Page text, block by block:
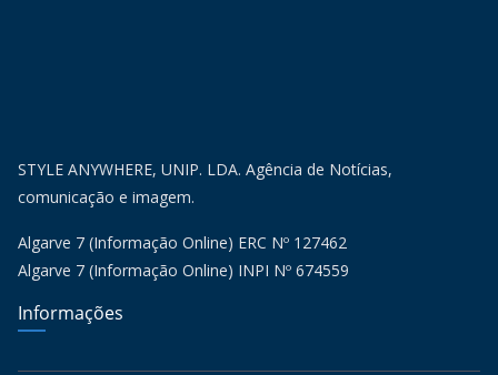
STYLE ANYWHERE, UNIP. LDA. Agência de Notícias,
comunicação e imagem.
Algarve 7 (Informação Online) ERC Nº 127462
Algarve 7 (Informação Online) INPI Nº 674559
Informações